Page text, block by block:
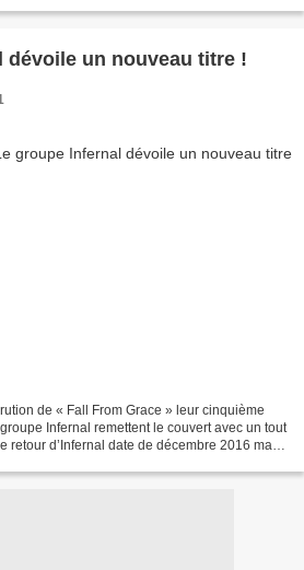
dévoile un nouveau titre !
de « Fall From Grace » leur cinquième
Infernal remettent le couvert avec un tout
d’Infernal date de décembre 2016 mais